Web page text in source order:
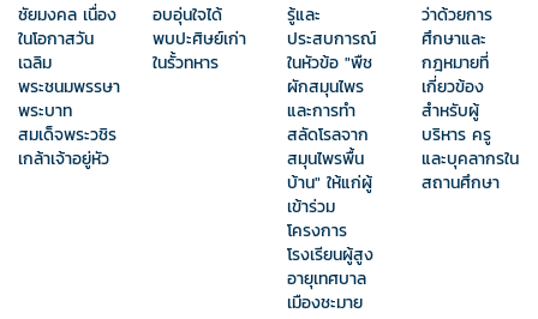
ชัยมงคล เนื่อง
ในโอกาสวัน
เฉลิม
พระชนมพรรษา
พระบาท
สมเด็จพระวชิร
เกล้าเจ้าอยู่หัว
อบอุ่นใจได้
พบปะศิษย์เก่า
ในรั้วทหาร
รู้และ
ประสบการณ์
ในหัวข้อ "พืช
ผักสมุนไพร
และการทำ
สลัดโรลจาก
สมุนไพรพื้น
บ้าน" ให้แก่ผู้
เข้าร่วม
โครงการ
โรงเรียนผู้สูง
อายุเทศบาล
เมืองชะมาย
ว่าด้วยการ
ศึกษาและ
กฎหมายที่
เกี่ยวข้อง
สำหรับผู้
บริหาร ครู
และบุคลากรใน
สถานศึกษา